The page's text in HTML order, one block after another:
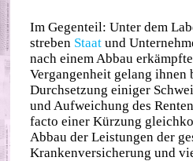
Im Gegenteil: Unter dem
streben Staat und
nach einem Abbau
Vergangenheit gelang ihnen
Durchsetzung einiger
und Aufweichung des
facto einer Kürzung
Abbau der Leistungen der
Krankenversicherung und